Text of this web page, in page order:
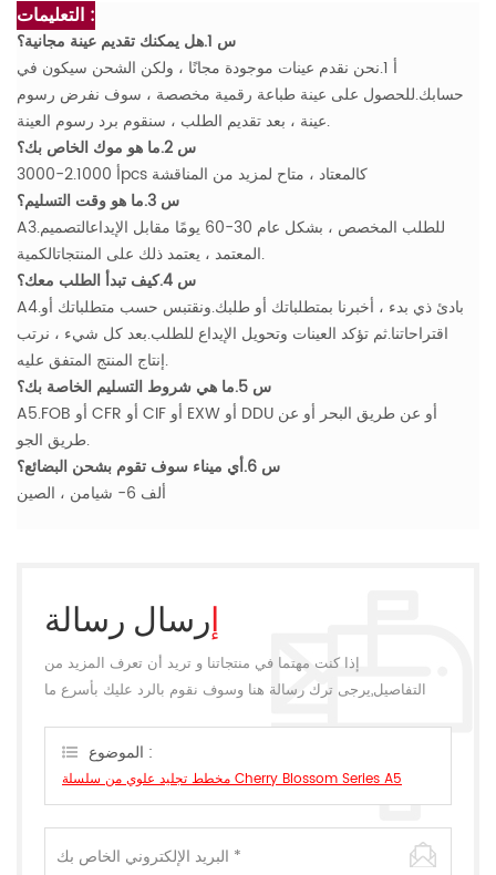
التعليمات :
س 1.هل يمكنك تقديم عينة مجانية؟
أ 1.نحن نقدم عينات موجودة مجانًا ، ولكن الشحن سيكون في
حسابك.للحصول على عينة طباعة رقمية مخصصة ، سوف نفرض رسوم
عينة ، بعد تقديم الطلب ، سنقوم برد رسوم العينة.
س 2.ما هو موك الخاص بك؟
أ 2.1000-3000pcs كالمعتاد ، متاح لمزيد من المناقشة
س 3.ما هو وقت التسليم؟
A3.للطلب المخصص ، بشكل عام 30-60 يومًا مقابل الإيداعالتصميم
المعتمد ، يعتمد ذلك على المنتجاتالكمية.
س 4.كيف تبدأ الطلب معك؟
A4.بادئ ذي بدء ، أخبرنا بمتطلباتك أو طلبك.ونقتبس حسب متطلباتك أو
اقتراحاتنا.ثم تؤكد العينات وتحويل الإيداع للطلب.بعد كل شيء ، نرتب
إنتاج المنتج المتفق عليه.
س 5.ما هي شروط التسليم الخاصة بك؟
A5.FOB أو CFR أو CIF أو EXW أو DDU أو عن طريق البحر أو عن
طريق الجو.
س 6.أي ميناء سوف تقوم بشحن البضائع؟
ألف 6- شيامن ، الصين
إرسال رسالة
إذا كنت مهتما في منتجاتنا و تريد أن تعرف المزيد من
التفاصيل,يرجى ترك رسالة هنا وسوف نقوم بالرد عليك بأسرع ما
الموضوع :
مخطط تجليد علوي من سلسلة Cherry Blossom Series A5